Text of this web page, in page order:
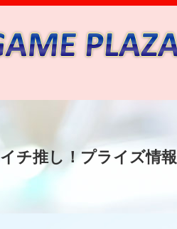
イチ推し！プライズ情報